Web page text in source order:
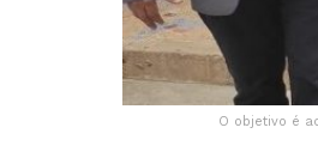
O objetivo é